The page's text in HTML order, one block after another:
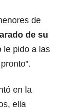
de
de su
le pido a las
en la
ella